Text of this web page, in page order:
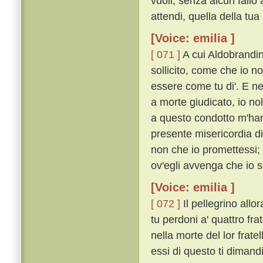
attendi, quella della tua
[Voice: emilia ]
[ 071 ] A cui
sollicito, come che io
essere come tu di'. E
a morte giudicato, io
a questo condotto
presente misericordia
non che io
ov'egli avvenga che io
[Voice: emilia ]
[ 072 ] Il pellegrino
tu perdoni a' quattro
nella morte del lor
essi di questo ti